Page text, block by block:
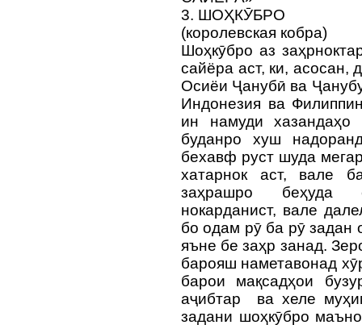
3. ШОҲКӮБРО
(королевская кобра)
Шоҳкӯбро аз
сайёра аст, ки, асосан,
Осиёи Ҷанубӣ ва
Индонезия ва
ин намуди
буданро хуш
бехавф руст шуда
хатарнок аст, вале
заҳрашро беҳуда
нокарданист, вале
бо одам рӯ ба рӯ задан
яъне бе заҳр занад.
барояш наметавонад
барои мақсадҳои
аҷибтар ва хеле
задани шоҳкӯбро